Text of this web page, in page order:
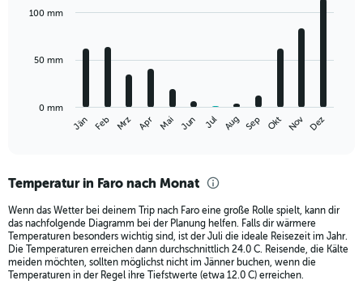
with
12
The
Range:
categories.
The
chart
has
1
Jän Feb Mrz Apr Mai Jun Jul Aug Sep Okt Nov Dez
0 mm
50 mm
100 mm
Temperatur in Faro nach Monat
Wenn das Wetter bei deinem Trip nach Faro eine große Rolle spielt, kann dir
das nachfolgende Diagramm bei der Planung helfen. Falls dir wärmere
Temperaturen besonders wichtig sind, ist der Juli die ideale Reisezeit im Jahr.
Die Temperaturen erreichen dann durchschnittlich 24.0 C. Reisende, die Kälte
meiden möchten, sollten möglichst nicht im Jänner buchen, wenn die
Temperaturen in der Regel ihre Tiefstwerte (etwa 12.0 C) erreichen.